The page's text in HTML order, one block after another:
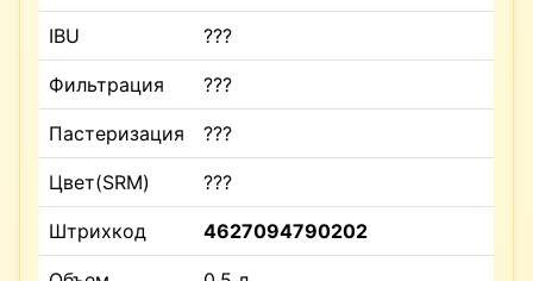
IBU ???
Фильтрация ???
Пастеризация ???
Цвет(SRM) ???
Штрихкод 4627094790202